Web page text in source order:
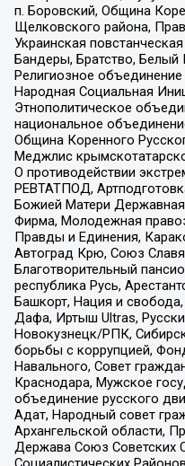
п. Боровский, Община
Щелковского района,
Украинская
Бандеры, Братство, Белый
Религиозное
Народная Социальная
Этнополитическое
национальное
Община Коренного
Меджлис
О противодействии
РЕВТАТПОД,
Божией Матери
Фирма, Молодежная
Правды и Единения,
Автоград Крю, Союз
Благотворительный
республика Русь,
Башкорт, Нация и
Дафа, Иртыш Ultras,
Новокузнецк/РПК,
борьбы с коррупцией,
Навального, Совет
Краснодара, Мужское
объединение русского
Адат, Народный совет
Архангельской области,
Держава Союз Советских